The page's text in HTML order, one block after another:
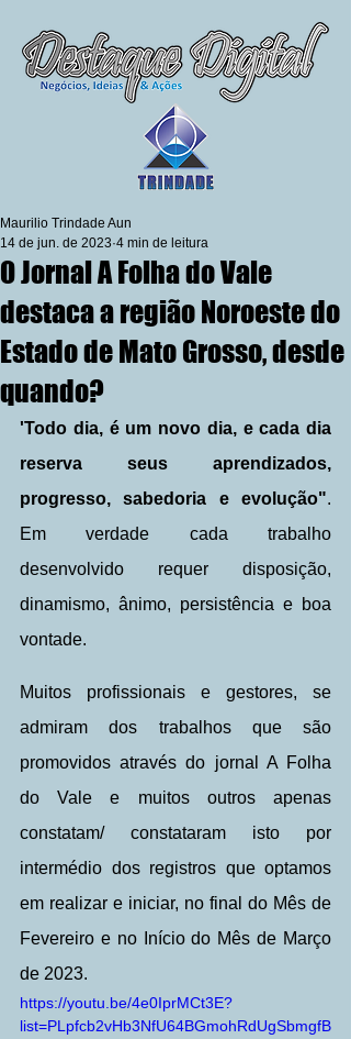
O Jornal A Folha do Vale
destaca a região Noroeste do
Estado de Mato Grosso, desde
quando?
Maurilio Trindade Aun
14 de jun. de 2023 4 min de leitura
'Todo dia, é um novo dia, e cada dia
reserva seus aprendizados,
progresso, sabedoria e evolução".
Em verdade cada trabalho
desenvolvido requer disposição,
dinamismo, ânimo, persistência e boa
vontade.
Muitos profissionais e gestores, se
admiram dos trabalhos que são
promovidos através do jornal A Folha
do Vale e muitos outros apenas
constatam/ constataram isto por
intermédio dos registros que optamos
em realizar e iniciar, no final do Mês de
Fevereiro e no Início do Mês de Março
de 2023.
https://youtu.be/4e0IprMCt3E?
list=PLpfcb2vHb3NfU64BGmohRdUgSbmgfB